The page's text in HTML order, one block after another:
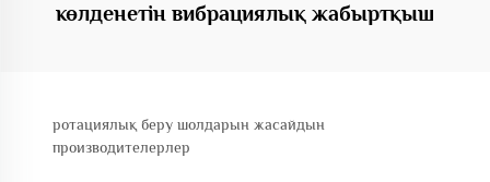
көлденетін вибрациялық жабыртқыш
ротациялық беру шолдарын жасайдын
производителерлер